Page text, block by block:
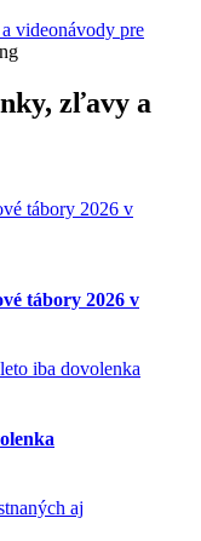
videonávody pre
zľavy a
tábory 2026 v